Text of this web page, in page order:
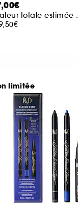
totale estimée :
limitée